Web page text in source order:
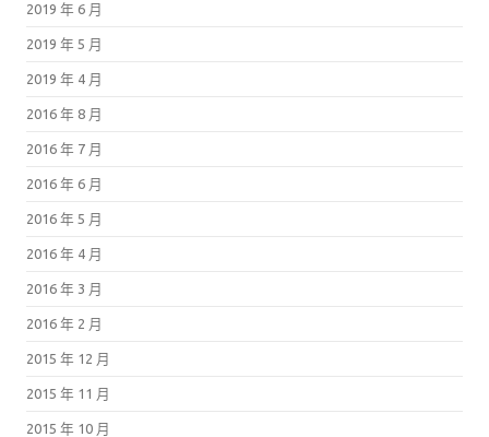
2019 年 6 月
2019 年 5 月
2019 年 4 月
2016 年 8 月
2016 年 7 月
2016 年 6 月
2016 年 5 月
2016 年 4 月
2016 年 3 月
2016 年 2 月
2015 年 12 月
2015 年 11 月
2015 年 10 月